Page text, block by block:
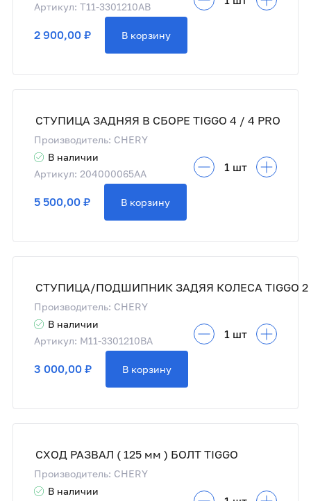
Артикул: T11-3301210AB
2 900,00 ₽ В корзину
СТУПИЦА ЗАДНЯЯ В СБОРЕ TIGGO 4 / 4 PRO
Производитель: CHERY
В наличии
Артикул: 204000065AA
5 500,00 ₽ В корзину
Производитель: CHERY
В наличии
Артикул: M11-3301210BA
3 000,00 ₽ В корзину
СХОД РАЗВАЛ ( 125 мм ) БОЛТ TIGGO
Производитель: CHERY
В наличии